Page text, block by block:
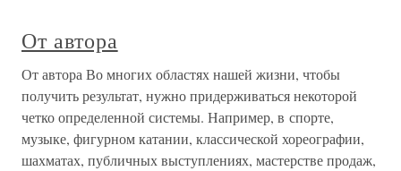
От автора
От автора Во многих областях нашей жизни, чтобы
получить результат, нужно придерживаться некоторой
четко определенной системы. Например, в спорте,
музыке, фигурном катании, классической хореографии,
шахматах, публичных выступлениях, мастерстве продаж,